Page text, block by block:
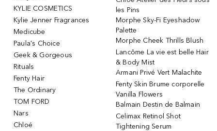
KYLIE COSMETICS
Kylie Jenner Fragrances
Medicube
Paula's Choice
Geek & Gorgeous
Rituals
Fenty Hair
The Ordinary
TOM FORD
Nars
Chloé
les Pins
Morphe Sky-Fi Eyeshadow
Palette
Morphe Cheek Thrills Blush
Lancôme La vie est belle Hair
& Body Mist
Armani Privé Vert Malachite
Fenty Skin Brume corporelle
Vanilla Flowers
Balmain Destin de Balmain
Celimax Retinol Shot
Tightening Serum